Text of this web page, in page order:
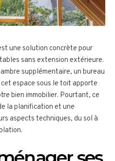
une solution concrète pour
sans extension extérieure.
supplémentaire, un bureau
espace sous le toit apporte
bien immobilier. Pourtant, ce
la planification et une
aspects techniques, du sol à